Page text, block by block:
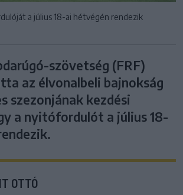
a július 18-ai hétvégén rendezik
szövetség (FRF)
az élvonalbeli bajnokság
szezonjának kezdési
a nyitófordulót a július 18-
OTTÓ